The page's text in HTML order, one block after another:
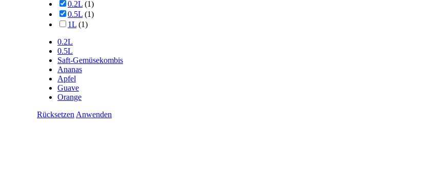
0.2L (1)
0.5L (1)
1L (1)
0.2L
0.5L
Saft-Gemüsekombis
Ananas
Apfel
Guave
Orange
Rücksetzen Anwenden